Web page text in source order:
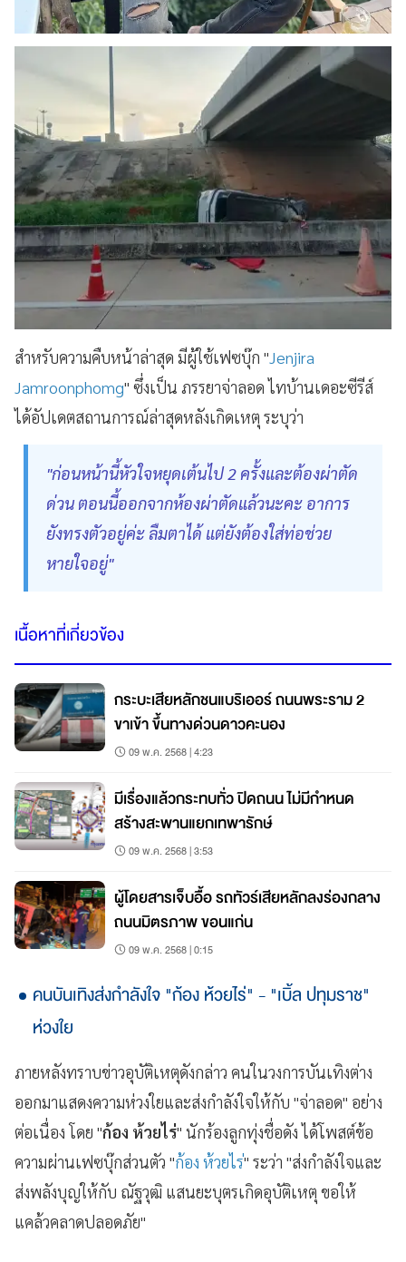
สำหรับความคืบหน้าล่าสุด มีผู้ใช้เฟซบุ๊ก "Jenjira
Jamroonphomg" ซึ่งเป็น ภรรยาจ่าลอด ไทบ้านเดอะซีรีส์
ได้อัปเดตสถานการณ์ล่าสุดหลังเกิดเหตุ ระบุว่า
"ก่อนหน้านี้หัวใจหยุดเต้นไป 2 ครั้งและต้องผ่าตัด
ด่วน ตอนนี้ออกจากห้องผ่าตัดแล้วนะคะ อาการ
ยังทรงตัวอยู่ค่ะ ลืมตาได้ แต่ยังต้องใส่ท่อช่วย
หายใจอยู่"
เนื้อหาที่เกี่ยวข้อง
กระบะเสียหลักชนแบริเออร์ ถนนพระราม 2
ขาเข้า ขึ้นทางด่วนดาวคะนอง
09 พ.ค. 2568 | 4:23
มีเรื่องแล้วกระทบทั่ว ปิดถนน ไม่มีกำหนด
สร้างสะพานแยกเทพารักษ์
09 พ.ค. 2568 | 3:53
ผู้โดยสารเจ็บอื้อ รถทัวร์เสียหลักลงร่องกลาง
ถนนมิตรภาพ ขอนแก่น
09 พ.ค. 2568 | 0:15
คนบันเทิงส่งกำลังใจ "ก้อง ห้วยไร่" - "เบิ้ล ปทุมราช"
ห่วงใย
ภายหลังทราบข่าวอุบัติเหตุดังกล่าว คนในวงการบันเทิงต่าง
ออกมาแสดงความห่วงใยและส่งกำลังใจให้กับ "จ่าลอด" อย่าง
ต่อเนื่อง โดย "ก้อง ห้วยไร่" นักร้องลูกทุ่งชื่อดัง ได้โพสต์ข้อ
ความผ่านเฟซบุ๊กส่วนตัว "ก้อง ห้วยไร่" ระว่า "ส่งกำลังใจและ
ส่งพลังบุญให้กับ ณัฐวุฒิ แสนยะบุตรเกิดอุบัติเหตุ ขอให้
แคล้วคลาดปลอดภัย"